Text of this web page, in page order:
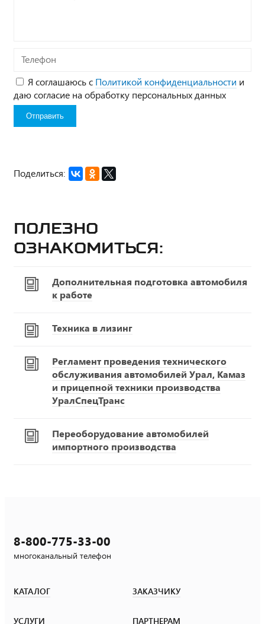
Телефон
Я соглашаюсь с Политикой конфиденциальности и
даю согласие на обработку персональных данных
Поделиться:
Полезно
ознакомиться:
Дополнительная подготовка автомобиля
к работе
Техника в лизинг
Регламент проведения технического
обслуживания автомобилей Урал, Камаз
и прицепной техники производства
УралСпецТранс
Переоборудование автомобилей
импортного производства
8-800-775-33-00
многоканальный телефон
КАТАЛОГ ЗАКАЗЧИКУ
УСЛУГИ ПАРТНЕРАМ